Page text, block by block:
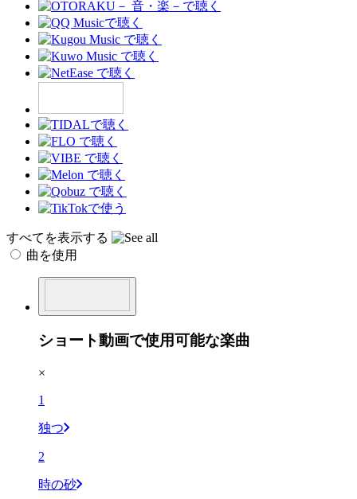
すべてを表示する
曲を使用
ショート動画で使用可能な楽曲
×
1
独つ
2
時の砂